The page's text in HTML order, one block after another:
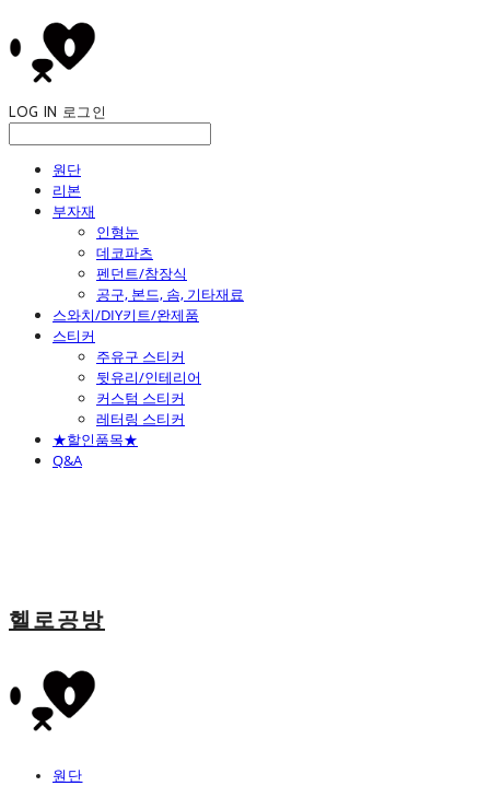
LOG IN 로그인
원단
리본
부자재
인형눈
데코파츠
펜던트/참장식
공구, 본드, 솜, 기타재료
스와치/DIY키트/완제품
스티커
주유구 스티커
뒷유리/인테리어
커스텀 스티커
레터링 스티커
★할인품목★
Q&A
헬로공방
원단